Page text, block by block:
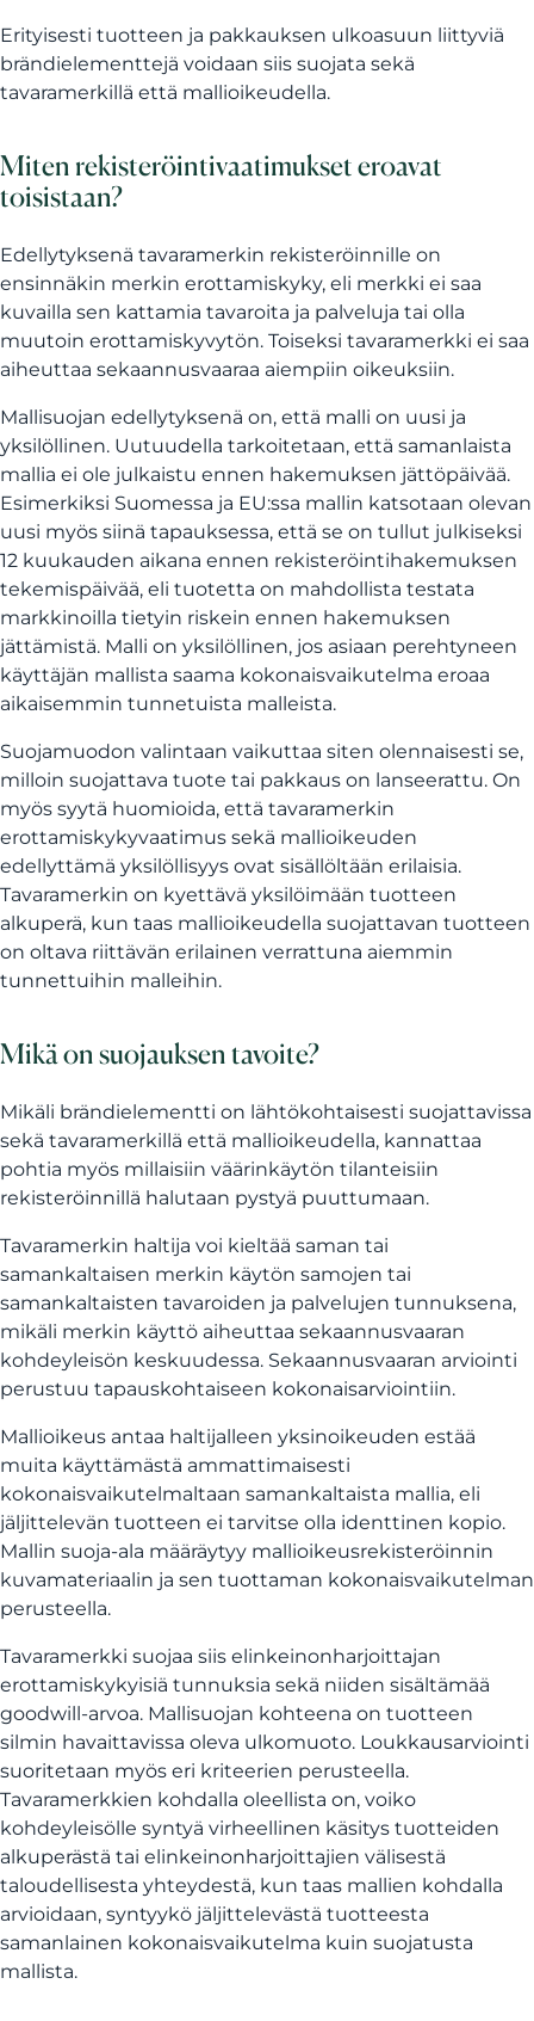
Erityisesti tuotteen ja pakkauksen ulkoasuun liittyviä
brändielementtejä voidaan siis suojata sekä
tavaramerkillä että mallioikeudella.
Miten rekisteröintivaatimukset eroavat
toisistaan?
Edellytyksenä tavaramerkin rekisteröinnille on
ensinnäkin merkin erottamiskyky, eli merkki ei saa
kuvailla sen kattamia tavaroita ja palveluja tai olla
muutoin erottamiskyvytön. Toiseksi tavaramerkki ei saa
aiheuttaa sekaannusvaaraa aiempiin oikeuksiin.
Mallisuojan edellytyksenä on, että malli on uusi ja
yksilöllinen. Uutuudella tarkoitetaan, että samanlaista
mallia ei ole julkaistu ennen hakemuksen jättöpäivää.
Esimerkiksi Suomessa ja EU:ssa mallin katsotaan olevan
uusi myös siinä tapauksessa, että se on tullut julkiseksi
12 kuukauden aikana ennen rekisteröintihakemuksen
tekemispäivää, eli tuotetta on mahdollista testata
markkinoilla tietyin riskein ennen hakemuksen
jättämistä. Malli on yksilöllinen, jos asiaan perehtyneen
käyttäjän mallista saama kokonaisvaikutelma eroaa
aikaisemmin tunnetuista malleista.
Suojamuodon valintaan vaikuttaa siten olennaisesti se,
milloin suojattava tuote tai pakkaus on lanseerattu. On
myös syytä huomioida, että tavaramerkin
erottamiskykyvaatimus sekä mallioikeuden
edellyttämä yksilöllisyys ovat sisällöltään erilaisia.
Tavaramerkin on kyettävä yksilöimään tuotteen
alkuperä, kun taas mallioikeudella suojattavan tuotteen
on oltava riittävän erilainen verrattuna aiemmin
tunnettuihin malleihin.
Mikä on suojauksen tavoite?
Mikäli brändielementti on lähtökohtaisesti suojattavissa
sekä tavaramerkillä että mallioikeudella, kannattaa
pohtia myös millaisiin väärinkäytön tilanteisiin
rekisteröinnillä halutaan pystyä puuttumaan.
Tavaramerkin haltija voi kieltää saman tai
samankaltaisen merkin käytön samojen tai
samankaltaisten tavaroiden ja palvelujen tunnuksena,
mikäli merkin käyttö aiheuttaa sekaannusvaaran
kohdeyleisön keskuudessa. Sekaannusvaaran arviointi
perustuu tapauskohtaiseen kokonaisarviointiin.
Mallioikeus antaa haltijalleen yksinoikeuden estää
muita käyttämästä ammattimaisesti
kokonaisvaikutelmaltaan samankaltaista mallia, eli
jäljittelevän tuotteen ei tarvitse olla identtinen kopio.
Mallin suoja-ala määräytyy mallioikeusrekisteröinnin
kuvamateriaalin ja sen tuottaman kokonaisvaikutelman
perusteella.
Tavaramerkki suojaa siis elinkeinonharjoittajan
erottamiskykyisiä tunnuksia sekä niiden sisältämää
goodwill-arvoa. Mallisuojan kohteena on tuotteen
silmin havaittavissa oleva ulkomuoto. Loukkausarviointi
suoritetaan myös eri kriteerien perusteella.
Tavaramerkkien kohdalla oleellista on, voiko
kohdeyleisölle syntyä virheellinen käsitys tuotteiden
alkuperästä tai elinkeinonharjoittajien välisestä
taloudellisesta yhteydestä, kun taas mallien kohdalla
arvioidaan, syntyykö jäljittelevästä tuotteesta
samanlainen kokonaisvaikutelma kuin suojatusta
mallista.